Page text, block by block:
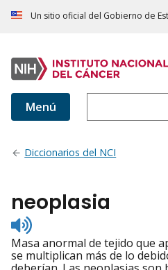
Un sitio oficial del Gobierno de
Menú
Diccionarios del NCI
neoplasia
Listen
to
pronunciation
Masa anormal de tejido que
se multiplican más de lo